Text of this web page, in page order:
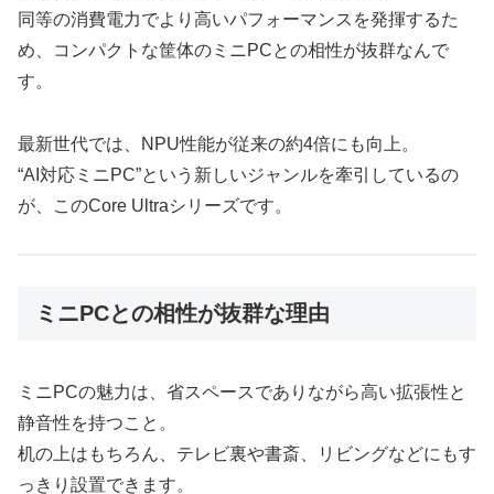
同等の消費電力でより高いパフォーマンスを発揮するた
め、コンパクトな筐体のミニPCとの相性が抜群なんで
す。
最新世代では、NPU性能が従来の約4倍にも向上。
“AI対応ミニPC”という新しいジャンルを牽引しているの
が、このCore Ultraシリーズです。
ミニPCとの相性が抜群な理由
ミニPCの魅力は、省スペースでありながら高い拡張性と
静音性を持つこと。
机の上はもちろん、テレビ裏や書斎、リビングなどにもす
っきり設置できます。